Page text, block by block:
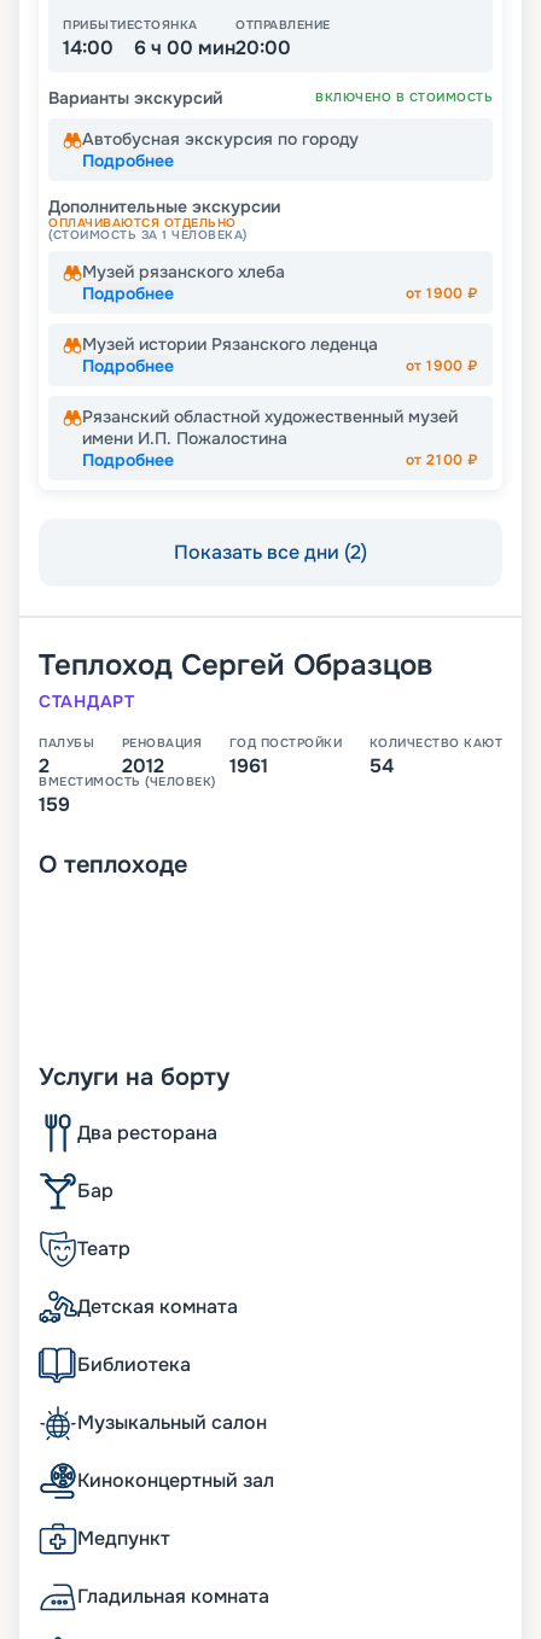
ПРИБЫТИЕ
14:00
СТОЯНКА
6 ч 00 мин
ОТПРАВЛЕНИЕ
20:00
Варианты экскурсий ВКЛЮЧЕНО В СТОИМОСТЬ
Автобусная экскурсия по городу
Подробнее
Дополнительные экскурсии
ОПЛАЧИВАЮТСЯ ОТДЕЛЬНО
(СТОИМОСТЬ ЗА 1 ЧЕЛОВЕКА)
Музей рязанского хлеба
Подробнее
от1900 ₽
Музей истории Рязанского леденца
Подробнее
от1900 ₽
Рязанский областной художественный музей
имени И.П. Пожалостина
Подробнее
от2100 ₽
Показать все дни (2)
Теплоход Сергей Образцов
СТАНДАРТ
ПАЛУБЫ
2
РЕНОВАЦИЯ
2012
ГОД ПОСТРОЙКИ
1961
КОЛИЧЕСТВО КАЮТ
54
ВМЕСТИМОСТЬ (ЧЕЛОВЕК)
159
О теплоходе
Услуги на борту
Два ресторана
Бар
Театр
Детская комната
Библиотека
Музыкальный салон
Киноконцертный зал
Медпункт
Гладильная комната